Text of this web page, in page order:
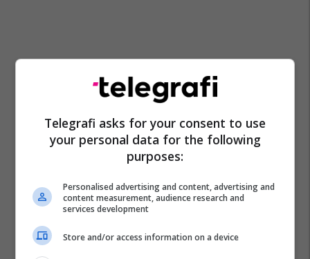
Telegrafi asks for your consent to use
your personal data for the following
purposes:
Personalised advertising and content, advertising and
content measurement, audience research and
services development
Store and/or access information on a device